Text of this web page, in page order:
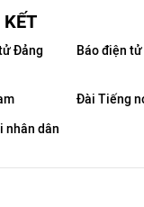
KẾT
Đảng
Báo điện
Đài Tiếng
nhân dân